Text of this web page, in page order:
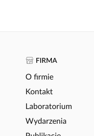
FIRMA
O firmie
Kontakt
Laboratorium
Wydarzenia